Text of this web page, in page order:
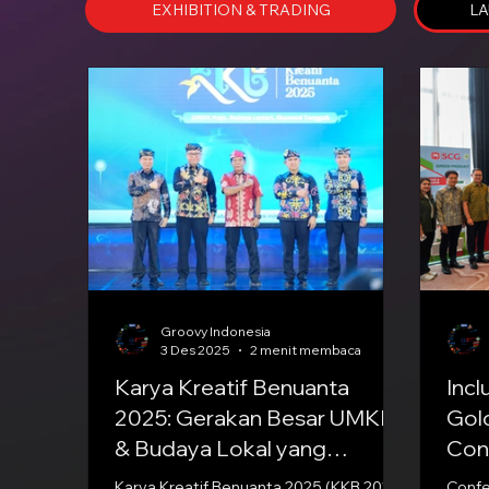
EXHIBITION & TRADING
Karya Kreatif Benuanta
2025: Gerakan Besar UMKM
& Budaya Lokal yang
Menghidupkan Kalimantan
Groovy Indonesia
3 Des 2025
2 menit membaca